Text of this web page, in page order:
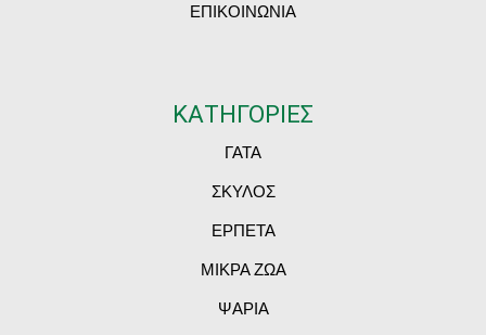
ΕΠΙΚΟΙΝΩΝΙΑ
ΚΑΤΗΓΟΡΙΕΣ
ΓΑΤΑ
ΣΚΥΛΟΣ
ΕΡΠΕΤΑ
ΜΙΚΡΑ ΖΩΑ
ΨΑΡΙΑ